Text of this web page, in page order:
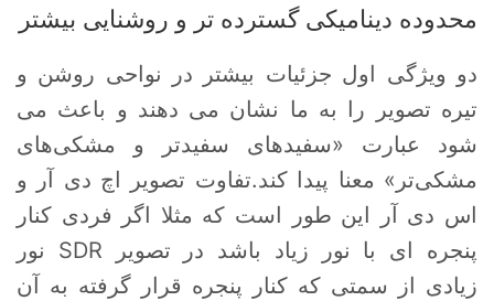
محدوده دینامیکی گسترده تر و روشنایی بیشتر
دو ویژگی اول جزئیات بیشتر در نواحی روشن و
تیره تصویر را به ما نشان می دهند و باعث می
شود عبارت «سفیدهای سفیدتر و مشکی‌های
مشکی‌تر» معنا پیدا کند.تفاوت تصویر اچ دی آر و
اس دی آر این طور است که مثلا اگر فردی کنار
پنجره ای با نور زیاد باشد در تصویر SDR نور
زیادی از سمتی که کنار پنجره قرار گرفته به آن